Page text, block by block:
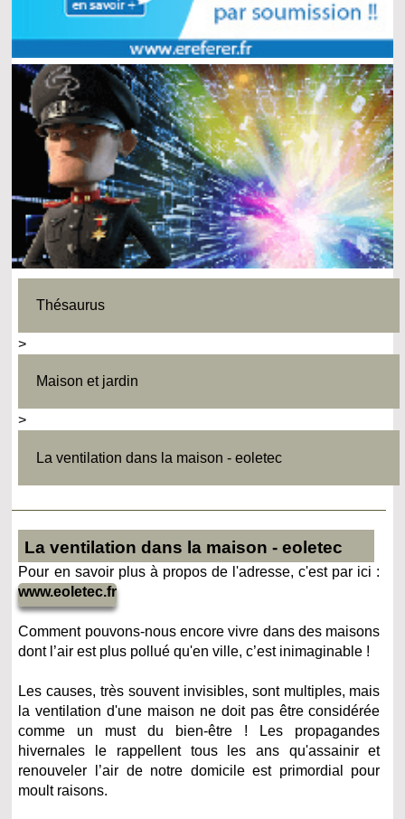
Thésaurus
>
Maison et jardin
>
La ventilation dans la maison - eoletec
La ventilation dans la maison - eoletec
Pour en savoir plus à propos de l'adresse, c'est par ici :
www.eoletec.fr
Comment pouvons-nous encore vivre dans des maisons
dont l’air est plus pollué qu'en ville, c’est inimaginable !
Les causes, très souvent invisibles, sont multiples, mais
la ventilation d'une maison ne doit pas être considérée
comme un must du bien-être ! Les propagandes
hivernales le rappellent tous les ans qu'assainir et
renouveler l’air de notre domicile est primordial pour
moult raisons.